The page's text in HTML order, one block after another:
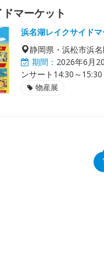
マーケット
浜名湖レイクサイドマ
静岡県・浜松市浜
期間： 2026年6月
ンサート14:30～15:30
物産展
1